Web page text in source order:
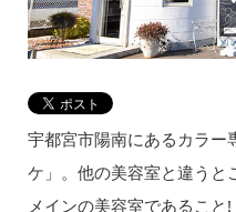
宇都宮市陽南にあるカラー
ケ」。他の美容室と違うと
メインの美容室であること